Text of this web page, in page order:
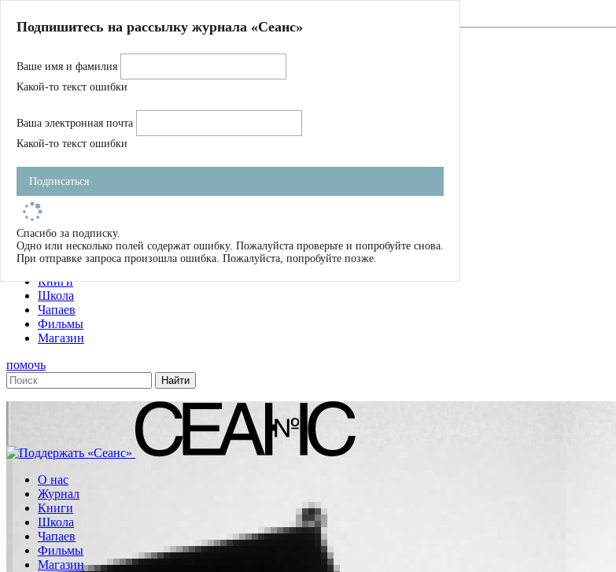
Магазин
Журнал
Школа
Устав
Фильмы
Имена
Тэги
О нас
Журнал
Книги
Школа
Чапаев
Фильмы
Магазин
помочь
О нас
Журнал
Книги
Школа
Чапаев
Фильмы
Магазин
Подпишитесь на рассылку журнала «Сеанс»
Ваше имя и фамилия
Какой-то текст ошибки
Ваша электронная почта
Какой-то текст ошибки
Подписаться
Спасибо за подписку.
Одно или несколько полей содержат ошибку. Пожалуйста проверьте и попробуйте снова.
При отправке запроса произошла ошибка. Пожалуйста, попробуйте позже.